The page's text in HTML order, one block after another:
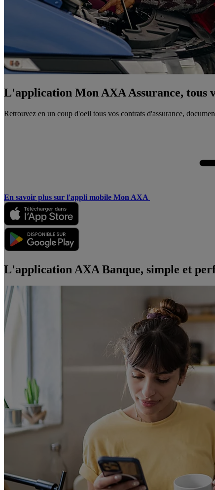
L'application Mon AXA Assurance, tous
Retrouvez en un coup d'oeil tous vos contrats d'assurance,
En savoir plus sur l'appli mobile Mon AXA
L'application AXA Banque, simple et